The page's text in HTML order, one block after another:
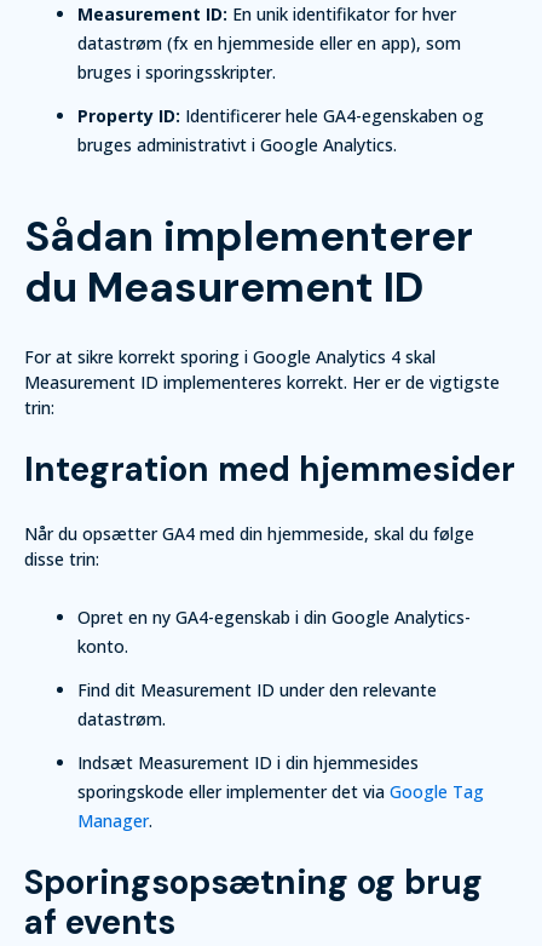
Measurement ID: En unik identifikator for hver
datastrøm (fx en hjemmeside eller en app), som
bruges i sporingsskripter.
Property ID: Identificerer hele GA4-egenskaben og
bruges administrativt i Google Analytics.
Sådan implementerer
du Measurement ID
For at sikre korrekt sporing i Google Analytics 4 skal
Measurement ID implementeres korrekt. Her er de vigtigste
trin:
Integration med hjemmesider
Når du opsætter GA4 med din hjemmeside, skal du følge
disse trin:
Opret en ny GA4-egenskab i din Google Analytics-
konto.
Find dit Measurement ID under den relevante
datastrøm.
Indsæt Measurement ID i din hjemmesides
sporingskode eller implementer det via Google Tag
Manager.
Sporingsopsætning og brug
af events